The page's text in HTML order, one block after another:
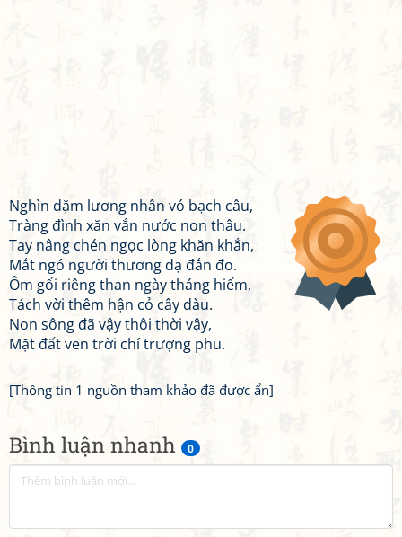
Bình luận nhanh 0
Nghìn dặm lương nhân vó bạch câu,
Tràng đình xăn vắn nước non thâu.
Tay nâng chén ngọc lòng khăn khắn,
Mắt ngó người thương dạ đắn đo.
Ôm gối riêng than ngày tháng hiếm,
Tách vời thêm hận cỏ cây dàu.
Non sông đã vậy thôi thời vậy,
Mặt đất ven trời chí trượng phu.
[Thông tin 1 nguồn tham khảo đã được ẩn]